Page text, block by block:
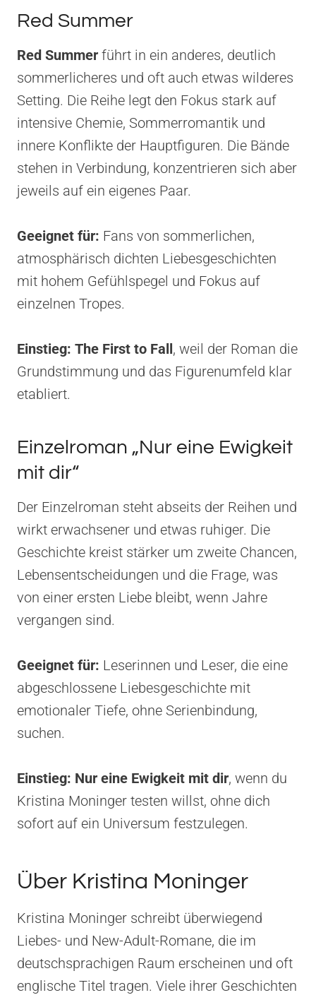
Red Summer
Red Summer führt in ein anderes, deutlich
sommerlicheres und oft auch etwas wilderes
Setting. Die Reihe legt den Fokus stark auf
intensive Chemie, Sommerromantik und
innere Konflikte der Hauptfiguren. Die Bände
stehen in Verbindung, konzentrieren sich aber
jeweils auf ein eigenes Paar.
Geeignet für: Fans von sommerlichen,
atmosphärisch dichten Liebesgeschichten
mit hohem Gefühlspegel und Fokus auf
einzelnen Tropes.
Einstieg: The First to Fall, weil der Roman die
Grundstimmung und das Figurenumfeld klar
etabliert.
Einzelroman „Nur eine Ewigkeit
mit dir“
Der Einzelroman steht abseits der Reihen und
wirkt erwachsener und etwas ruhiger. Die
Geschichte kreist stärker um zweite Chancen,
Lebensentscheidungen und die Frage, was
von einer ersten Liebe bleibt, wenn Jahre
vergangen sind.
Geeignet für: Leserinnen und Leser, die eine
abgeschlossene Liebesgeschichte mit
emotionaler Tiefe, ohne Serienbindung,
suchen.
Einstieg: Nur eine Ewigkeit mit dir, wenn du
Kristina Moninger testen willst, ohne dich
sofort auf ein Universum festzulegen.
Über Kristina Moninger
Kristina Moninger schreibt überwiegend
Liebes- und New-Adult-Romane, die im
deutschsprachigen Raum erscheinen und oft
englische Titel tragen. Viele ihrer Geschichten